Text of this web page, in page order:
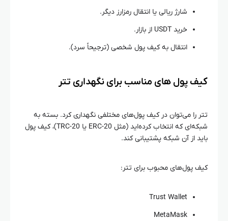
شارژ ریالی یا انتقال رمزارز دیگر.
خرید USDT از بازار.
انتقال به کیف پول شخصی (ترجیحاً سرد).
کیف پول‌ های مناسب برای نگهداری تتر
تتر را می‌توان در کیف پول‌های مختلفی نگهداری کرد. بسته به
شبکه‌ای که انتخاب کرده‌اید (مثل ERC-20 یا TRC-20)، کیف پول
باید از آن شبکه پشتیبانی کند.
کیف پول‌های محبوب برای تتر:
Trust Wallet
MetaMask